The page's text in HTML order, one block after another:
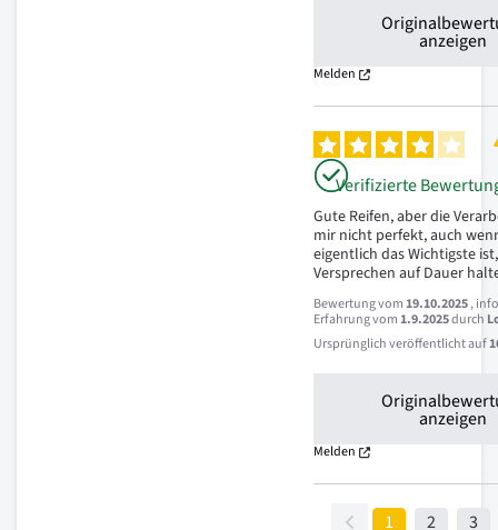
anzeigen
Melden
Verifizierte
Gute Reifen, aber die
mir nicht perfekt, auch
eigentlich das Wichtigste
Versprechen auf Dauer
Bewertung vom19.10.2025,
Erfahrung vom1.9.2025durch
Ursprünglich veröffentlicht auf
anzeigen
Melden
1 2 3